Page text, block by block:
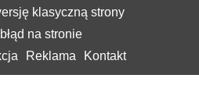
klasyczną strony
na stronie
Reklama Kontakt